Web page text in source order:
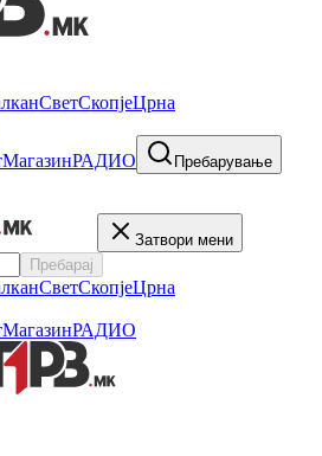
СветСкопјеЦрна
МагазинРАДИО Пребарување
Затвори мени
Пребарај
СветСкопјеЦрна
МагазинРАДИО